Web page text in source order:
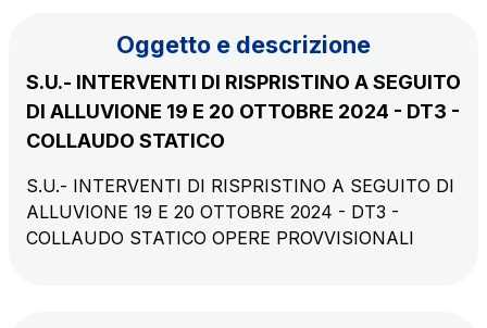
Movyon
L'operatore tecnologico per l'integrazione di
soluzioni di Intelligent Transport Systems
Tecne
La società di ingegneria del gruppo Autostrade per
Scopri la nostra App
Inquadra il QR Code con la fotocamera del tuo
cellulare per scaricare l’App
Oggetto e descrizione
S.U.- INTERVENTI DI RISPRISTINO A SEGUITO
DI ALLUVIONE 19 E 20 OTTOBRE 2024 - DT3 -
COLLAUDO STATICO
S.U.- INTERVENTI DI RISPRISTINO A SEGUITO DI
ALLUVIONE 19 E 20 OTTOBRE 2024 - DT3 -
COLLAUDO STATICO OPERE PROVVISIONALI